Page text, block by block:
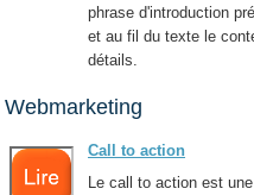
phrase d'introduction
et au fil du texte le
détails.
Webmarketing
Call to action
Le call to action est